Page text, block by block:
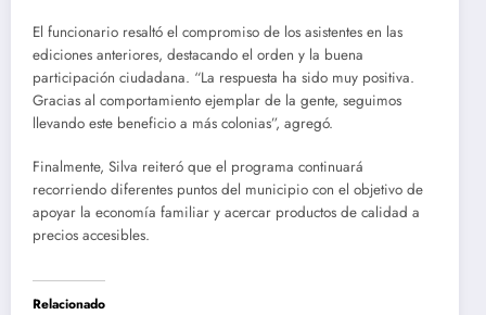
El funcionario resaltó el compromiso de los asistentes en las
ediciones anteriores, destacando el orden y la buena
participación ciudadana. “La respuesta ha sido muy positiva.
Gracias al comportamiento ejemplar de la gente, seguimos
llevando este beneficio a más colonias”, agregó.
Finalmente, Silva reiteró que el programa continuará
recorriendo diferentes puntos del municipio con el objetivo de
apoyar la economía familiar y acercar productos de calidad a
precios accesibles.
Relacionado